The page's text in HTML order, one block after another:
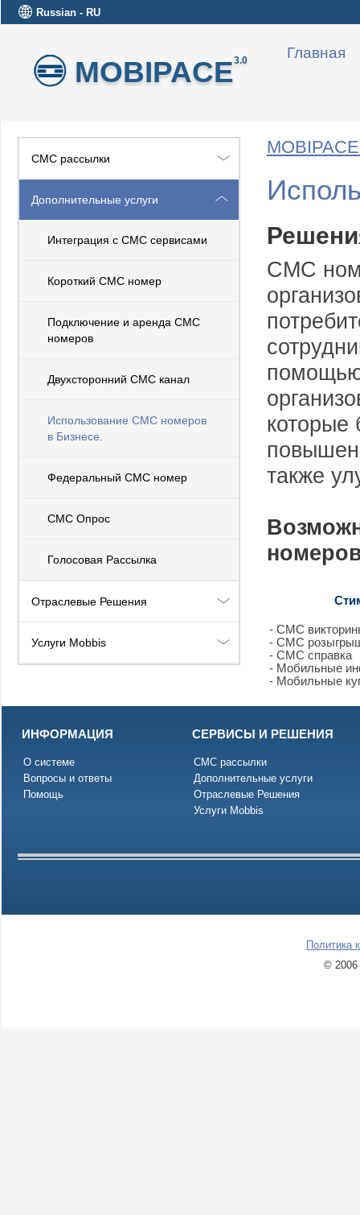
Russian - RU
MOBIPACE3.0 Главная
СМС рассылки
Дополнительные услуги
Интеграция с СМС сервисами
Короткий СМС номер
Подключение и арeнда СМС
номеров
Двухсторонний СМС канал
Использование СМС номеров
в Бизнесе.
Федеральный СМС номер
СМС Опрос
Голосовая Рассылка
Отраслевые Решения
Услуги Mobbis
СМС
которые
также
- СМС
- СМС
- СМС справка
- Мобильные
- Мобильные
ИНФОРМАЦИЯ
О системе
Вопросы и ответы
Помощь
СЕРВИСЫ И РЕШЕНИЯ
СМС рассылки
Дополнительные услуги
Отраслевые Решения
Услуги Mobbis
Политика
© 2006